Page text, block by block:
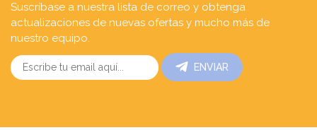
Suscríbase a nuestra lista de correo y obtenga
actualizaciones de nuevas ofertas y mucho más de
nuestro equipo.
ENVIAR